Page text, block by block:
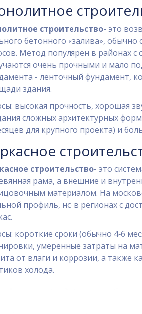
строительство- это
бетонного «залива»,
Метод популярен в районах
очень прочными и мало
- ленточный фундамент,
здания.
высокая прочность, хорошая
сложных архитектурных
для крупного проекта) и
строительство- это
рама, а внешние и
материалом. На
профиль, но в регионах с
короткие сроки (обычно 4‑6
умеренные затраты на
от влаги и коррозии, а также
холода.